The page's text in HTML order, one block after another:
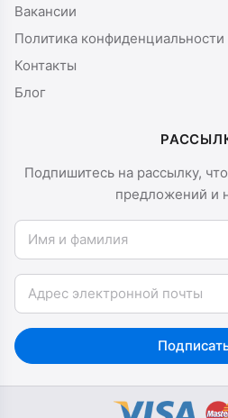
Вакансии
Политика конфиденциальности
Контакты
Блог
Подпишитесь на рассылку,
предложений и
Имя и фамилия
Email